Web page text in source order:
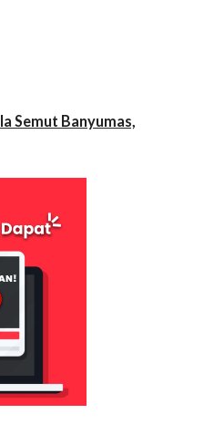
Semut Banyumas,